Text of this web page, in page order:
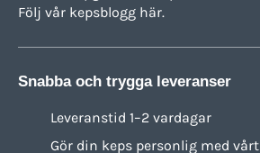
Följ vår kepsblogg här.
Snabba och trygga leveranser
Leveranstid 1–2 vardagar
Gör din keps personlig med